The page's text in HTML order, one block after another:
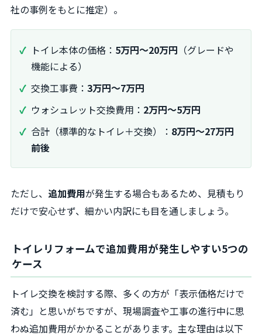
社の事例をもとに推定）。
トイレ本体の価格： 5万円〜20万円 （グレードや
機能による）
交換工事費： 3万円〜7万円
ウォシュレット交換費用： 2万円〜5万円
合計（標準的なトイレ＋交換）： 8万円〜27万円
前後
ただし、 追加費用が発生する場合もあるため、見積もり
だけで安心せず、細かい内訳にも目を通しましょう。
トイレリフォームで追加費用が発生しやすい5つの
ケース
トイレ交換を検討する際、多くの方が「表示価格だけで
済む」と思いがちですが、現場調査や工事の進行中に思
わぬ追加費用がかかることがあります。主な理由は以下